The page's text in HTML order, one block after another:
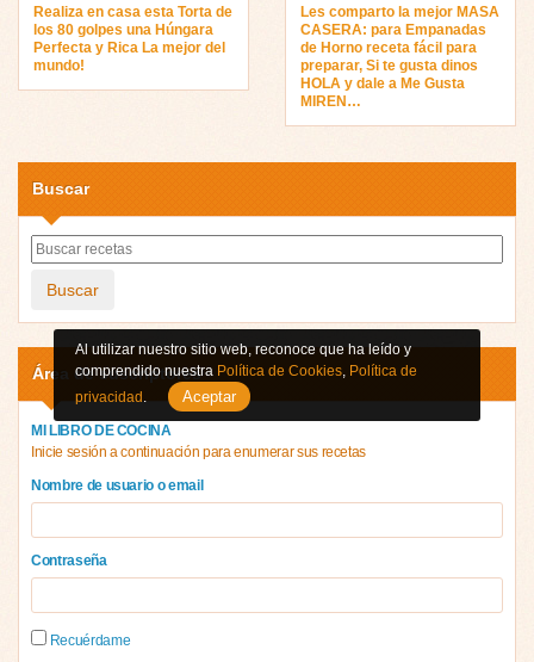
Realiza en casa esta Torta de
los 80 golpes una Húngara
Perfecta y Rica La mejor del
mundo!
Les comparto la mejor MASA
CASERA: para Empanadas
de Horno receta fácil para
preparar, Si te gusta dinos
HOLA y dale a Me Gusta
MIREN…
Buscar
Buscar
Área de suscriptores
MI LIBRO DE COCINA
Inicie sesión a continuación para enumerar sus recetas
Nombre de usuario o email
Contraseña
Recuérdame
Al utilizar nuestro sitio web, reconoce que ha leído y
comprendido nuestra Política de Cookies, Política de
privacidad . Aceptar